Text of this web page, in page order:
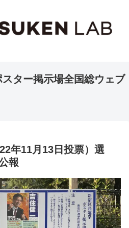
ター掲示場全国総ウェブ
年11月13日投票）選
報